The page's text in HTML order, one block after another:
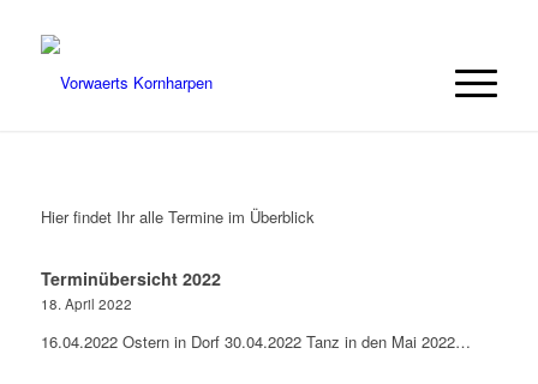
Hier findet Ihr alle Termine im Überblick
Terminübersicht 2022
18. April 2022
16.04.2022 Ostern in Dorf 30.04.2022 Tanz in den Mai 2022…